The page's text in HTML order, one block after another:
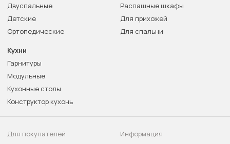
Двуспальные
Детские
Ортопедические
Распашные шкафы
Для прихожей
Для спальни
Кухни
Гарнитуры
Модульные
Кухонные столы
Конструктор кухонь
Для покупателей
Информация